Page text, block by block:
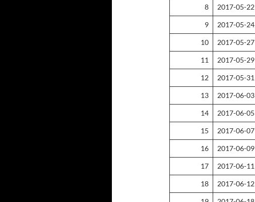
8 2017-05-22
9 2017-05-24
10 2017-05-27
11 2017-05-29
12 2017-05-31
13 2017-06-03
14 2017-06-05
15 2017-06-07
16 2017-06-09
17 2017-06-11
18 2017-06-12